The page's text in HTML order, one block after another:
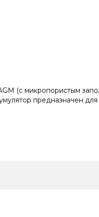
(с микропористым
предназначен